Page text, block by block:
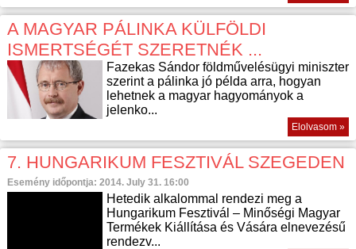
A MAGYAR PÁLINKA KÜLFÖLDI
ISMERTSÉGÉT SZERETNÉK ...
Fazekas Sándor földművelésügyi miniszter
szerint a pálinka jó példa arra, hogyan
lehetnek a magyar hagyományok a
jelenko...
Elolvasom »
7. HUNGARIKUM FESZTIVÁL SZEGEDEN
Esemény időpontja: 2014. July 31. 16:00
Hetedik alkalommal rendezi meg a
Hungarikum Fesztivál – Minőségi Magyar
Termékek Kiállítása és Vására elnevezésű
rendezv...